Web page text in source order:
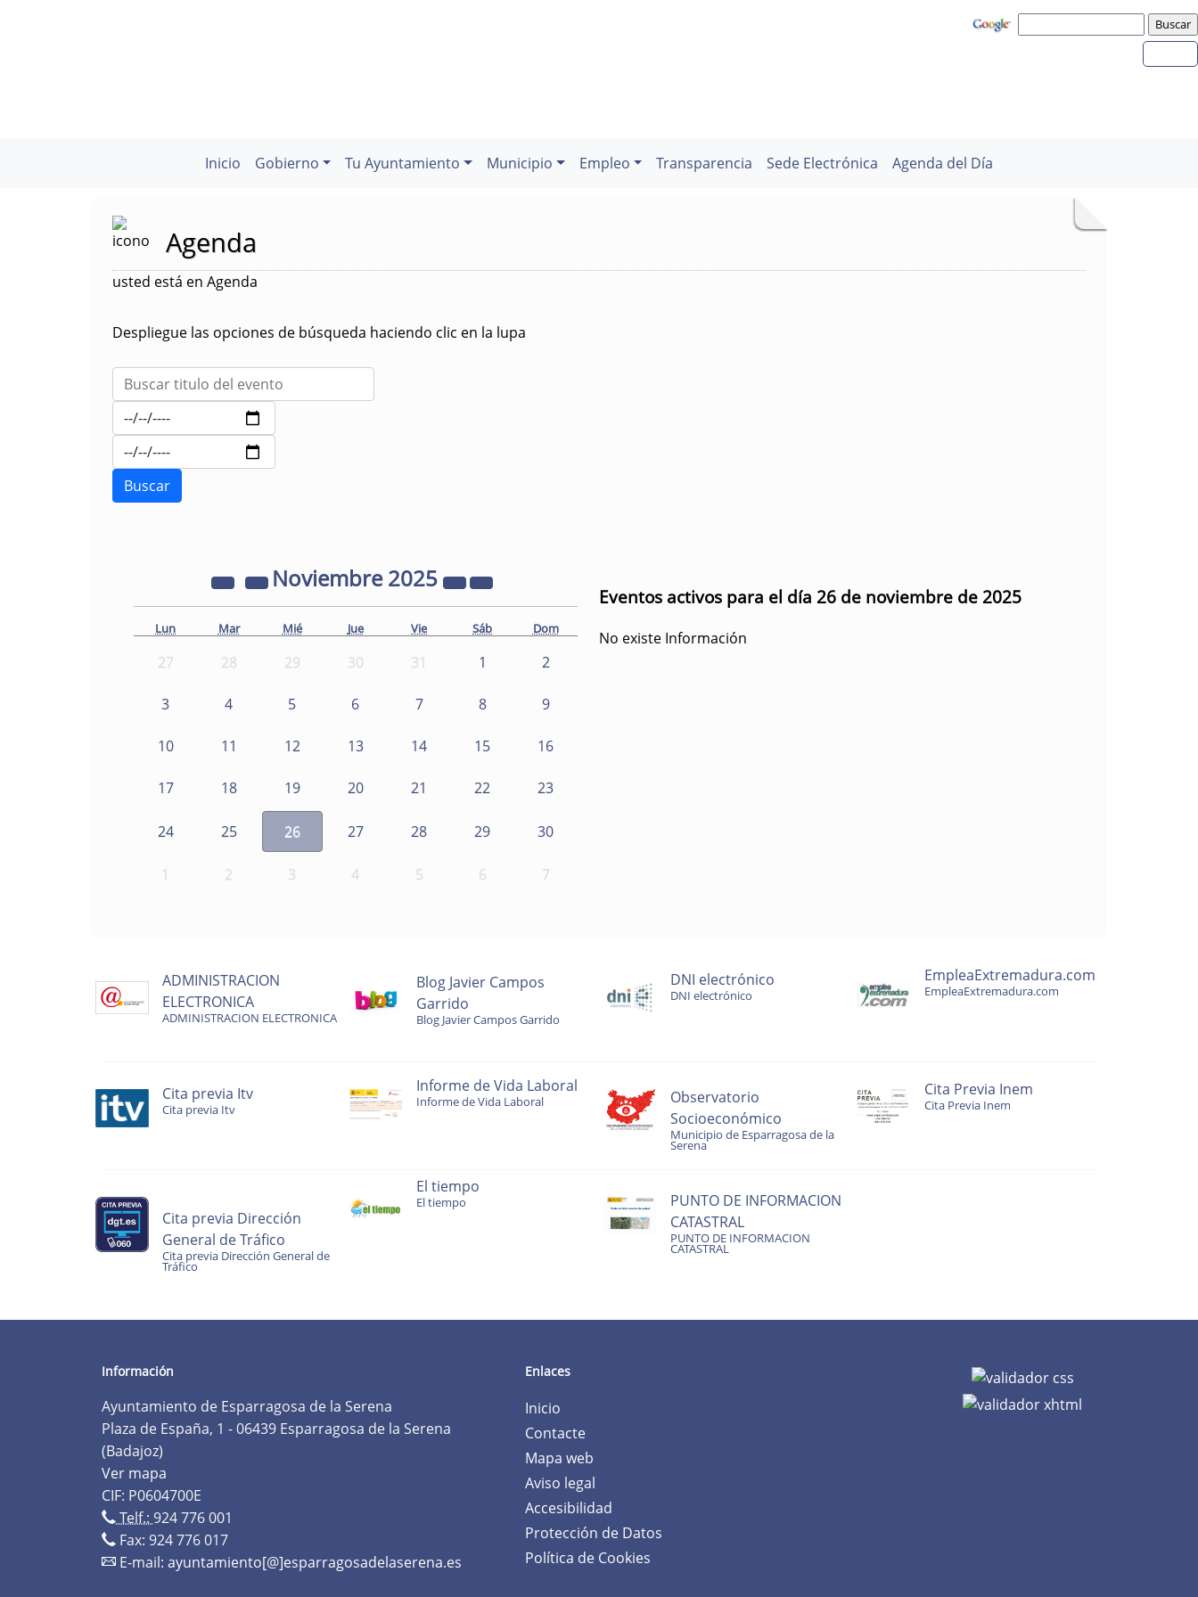
Inicio Gobierno Tu Ayuntamiento Municipio Empleo Transparencia Sede Electrónica Agenda del Día
Agenda
usted está en Agenda
Despliegue las opciones de búsqueda haciendo clic en la lupa
Noviembre2025
Lun Mar Mié Jue Vie Sáb Dom
27 28 29 30 31 1 2
3 4 5 6 7 8 9
10 11 12 13 14 15 16
17 18 19 20 21 22 23
24 25 26 27 28 29 30
1 2 3 4 5 6 7
Eventos activos para el día 26 de noviembre de 2025
No existe Información
ADMINISTRACION
ELECTRONICA
ADMINISTRACION ELECTRONICA
Blog Javier Campos
Garrido
Blog Javier Campos Garrido
DNI electrónico
DNI electrónico
EmpleaExtremadura.com
EmpleaExtremadura.com
Cita previa Itv
Cita previa Itv
Informe de Vida Laboral
Informe de Vida Laboral
Observatorio
Socioeconómico
Municipio de Esparragosa de la
Serena
Cita Previa Inem
Cita Previa Inem
Cita previa Dirección
General de Tráfico
Cita previa Dirección General de
Tráfico
El tiempo
El tiempo
PUNTO DE INFORMACION
CATASTRAL
PUNTO DE INFORMACION
CATASTRAL
Información
Ayuntamiento de Esparragosa de la Serena
Plaza de España, 1 - 06439 Esparragosa de la Serena
(Badajoz)
Ver mapa
CIF: P0604700E
Telf.: 924 776 001
Fax: 924 776 017
E-mail: ayuntamiento[@]esparragosadelaserena.es
Enlaces
Inicio
Contacte
Mapa web
Aviso legal
Accesibilidad
Protección de Datos
Política de Cookies